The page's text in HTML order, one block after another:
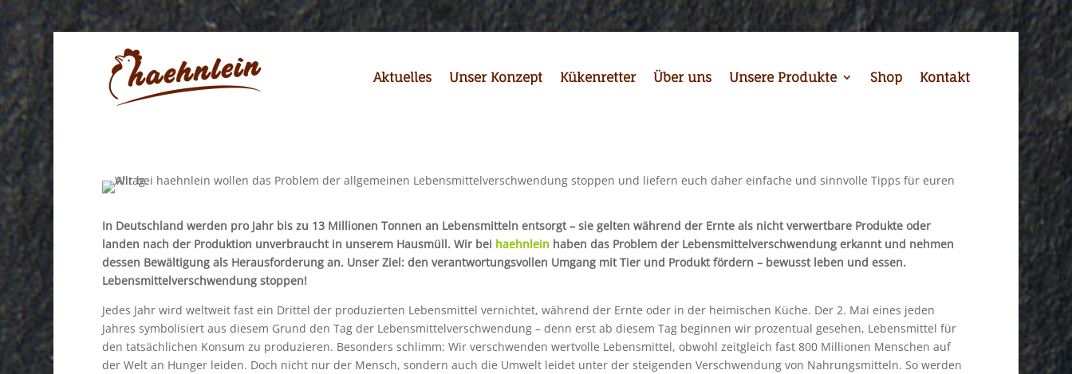
Aktuelles Unser Konzept Kükenretter Über uns Unsere Produkte Shop Kontakt
In Deutschland werden pro Jahr bis zu 13 Millionen Tonnen an Lebensmitteln entsorgt – sie gelten während der Ernte als nicht verwertbare Produkte oder
landen nach der Produktion unverbraucht in unserem Hausmüll. Wir bei haehnlein haben das Problem der Lebensmittelverschwendung erkannt und nehmen
dessen Bewältigung als Herausforderung an. Unser Ziel: den verantwortungsvollen Umgang mit Tier und Produkt fördern – bewusst leben und essen.
Lebensmittelverschwendung stoppen!
Jedes Jahr wird weltweit fast ein Drittel der produzierten Lebensmittel vernichtet, während der Ernte oder in der heimischen Küche. Der 2. Mai eines jeden
Jahres symbolisiert aus diesem Grund den Tag der Lebensmittelverschwendung – denn erst ab diesem Tag beginnen wir prozentual gesehen, Lebensmittel für
den tatsächlichen Konsum zu produzieren. Besonders schlimm: Wir verschwenden wertvolle Lebensmittel, obwohl zeitgleich fast 800 Millionen Menschen auf
der Welt an Hunger leiden. Doch nicht nur der Mensch, sondern auch die Umwelt leidet unter der steigenden Verschwendung von Nahrungsmitteln. So werden